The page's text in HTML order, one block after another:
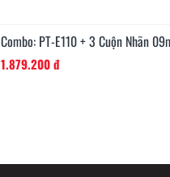
Combo: PT-E300 + 5 Cuộn Nhãn
6.048.000 đ